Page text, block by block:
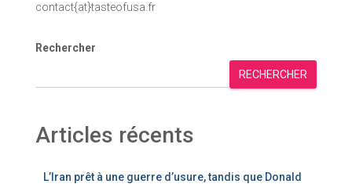
contact{at}tasteofusa.fr
Rechercher
RECHERCHER
Articles récents
L’Iran prêt à une guerre d’usure, tandis que Donald